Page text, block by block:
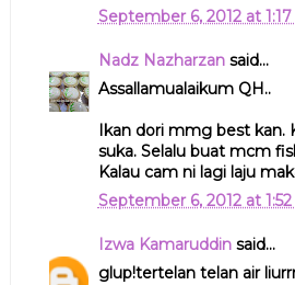
September 6, 2012 at 1:17
Nadz Nazharzansaid...
Assallamualaikum QH..
Ikan dori mmg best kan.
suka. Selalu buat mcm
Kalau cam ni lagi laju
September 6, 2012 at 1:52
Izwa Kamaruddinsaid...
glup!tertelan telan air